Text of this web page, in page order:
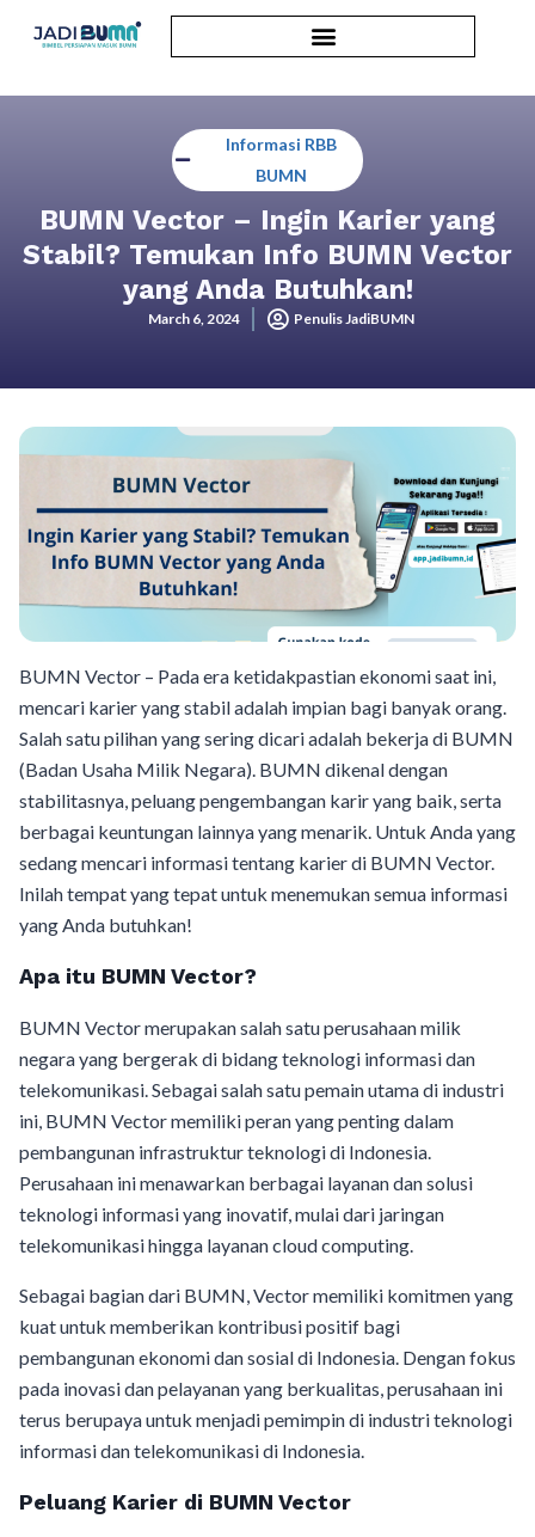
Informasi RBB
BUMN
BUMN Vector – Ingin Karier yang
Stabil? Temukan Info BUMN Vector
yang Anda Butuhkan!
March 6, 2024 Penulis JadiBUMN
BUMN Vector – Pada era ketidakpastian ekonomi saat ini,
mencari karier yang stabil adalah impian bagi banyak orang.
Salah satu pilihan yang sering dicari adalah bekerja di BUMN
(Badan Usaha Milik Negara). BUMN dikenal dengan
stabilitasnya, peluang pengembangan karir yang baik, serta
berbagai keuntungan lainnya yang menarik. Untuk Anda yang
sedang mencari informasi tentang karier di BUMN Vector.
Inilah tempat yang tepat untuk menemukan semua informasi
yang Anda butuhkan!
Apa itu BUMN Vector?
BUMN Vector merupakan salah satu perusahaan milik
negara yang bergerak di bidang teknologi informasi dan
telekomunikasi. Sebagai salah satu pemain utama di industri
ini, BUMN Vector memiliki peran yang penting dalam
pembangunan infrastruktur teknologi di Indonesia.
Perusahaan ini menawarkan berbagai layanan dan solusi
teknologi informasi yang inovatif, mulai dari jaringan
telekomunikasi hingga layanan cloud computing.
Sebagai bagian dari BUMN, Vector memiliki komitmen yang
kuat untuk memberikan kontribusi positif bagi
pembangunan ekonomi dan sosial di Indonesia. Dengan fokus
pada inovasi dan pelayanan yang berkualitas, perusahaan ini
terus berupaya untuk menjadi pemimpin di industri teknologi
informasi dan telekomunikasi di Indonesia.
Peluang Karier di BUMN Vector